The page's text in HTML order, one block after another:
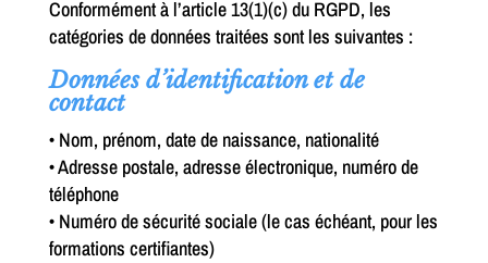
Conformément à l’article 13(1)(c) du RGPD, les
catégories de données traitées sont les suivantes :
Données d’identification et de
contact
• Nom, prénom, date de naissance, nationalité
• Adresse postale, adresse électronique, numéro de
téléphone
• Numéro de sécurité sociale (le cas échéant, pour les
formations certifiantes)